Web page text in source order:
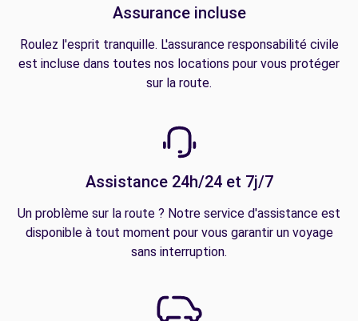
Assurance incluse
Roulez l'esprit tranquille. L'assurance responsabilité civile
est incluse dans toutes nos locations pour vous protéger
sur la route.
Assistance 24h/24 et 7j/7
Un problème sur la route ? Notre service d'assistance est
disponible à tout moment pour vous garantir un voyage
sans interruption.